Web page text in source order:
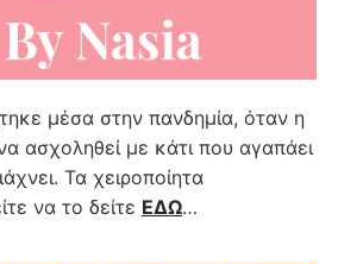
μέσα στην πανδημία, όταν η
ασχοληθεί με κάτι που αγαπάει
Τα χειροποίητα
να το δείτε ΕΔΩ…